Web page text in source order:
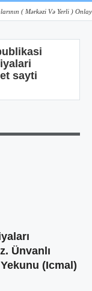
( Mərkəzi Və Yerli ) Onlayn
sayti
Ünvanlı
(icmal)